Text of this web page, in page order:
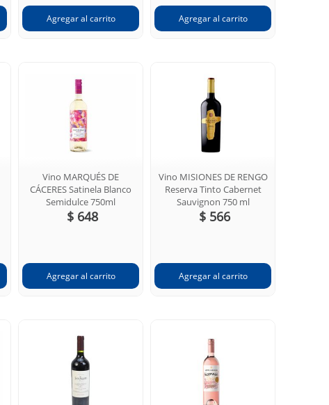
Vino MARQUÉS DE
CÁCERES Satinela Blanco
Semidulce 750ml
$ 648
Vino MISIONES DE RENGO
Reserva Tinto Cabernet
Sauvignon 750 ml
$ 566